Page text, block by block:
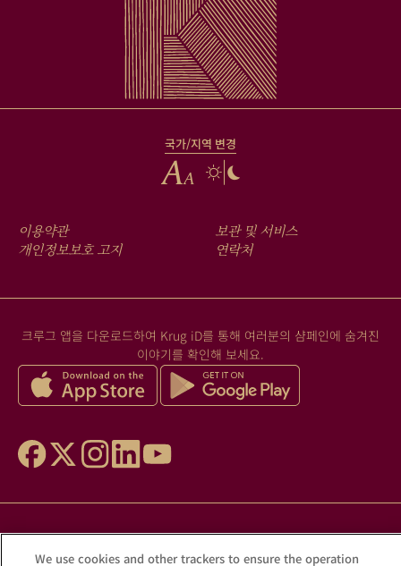
국가/지역 변경
FOOTER
MENU
이용약관
개인정보보호 고지 보관 및 서비스
연락처
크루그 앱을 다운로드하여 Krug iD를 통해 여러분의 샴페인에 숨겨진
이야기를 확인해 보세요.
과도한 음주는 건강을 해칠 수 있습니다. 적당량만
We use cookies and other trackers to ensure the operation